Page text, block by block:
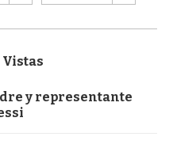
Vistas
y representante